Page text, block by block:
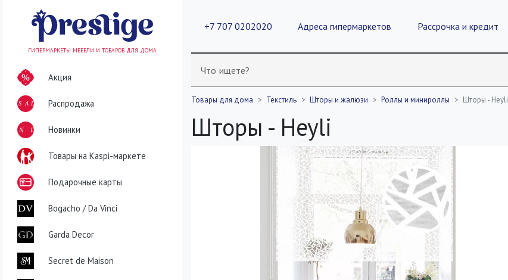
+7 707 0202020 Адреса гипермаркетов Рассрочка и кредит
Что ищете?
ГИПЕРМАРКЕТЫ МЕБЕЛИ И ТОВАРОВ ДЛЯ ДОМА
Акция
SALE Распродажа
NEWНовинки
Товары на Kaspi-маркете
Подарочные карты
Bogacho / Da Vinci
Garda Decor
Secret de Maison
Товары для дома Текстиль Шторы и жалюзи Роллы и минироллы Шторы - Heyli
Шторы - Heyli